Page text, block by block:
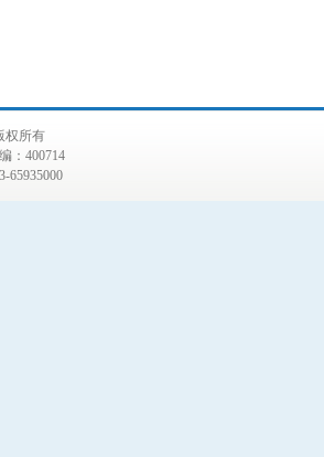
权所有
：400714
65935000